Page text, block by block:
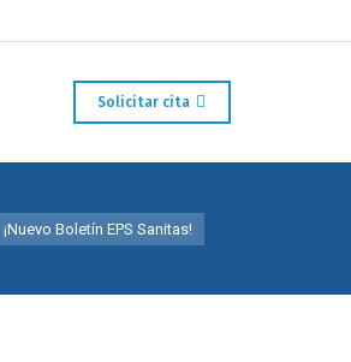
Solicitar cita
¡Nuevo Boletín EPS Sanitas!